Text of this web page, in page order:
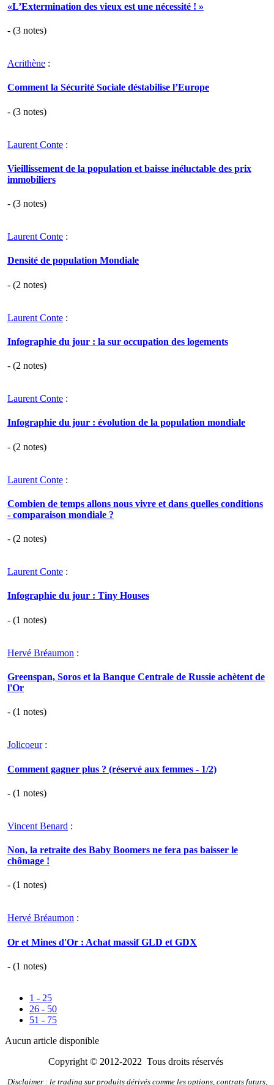
«L’Extermination des vieux est une nécessité ! »
- (3 notes)
Acrithène :
Comment la Sécurité Sociale déstabilise l’Europe
- (3 notes)
Laurent Conte :
Vieillissement de la population et baisse inéluctable des prix
immobiliers
- (3 notes)
Laurent Conte :
Densité de population Mondiale
- (2 notes)
Laurent Conte :
Infographie du jour : la sur occupation des logements
- (2 notes)
Laurent Conte :
Infographie du jour : évolution de la population mondiale
- (2 notes)
Laurent Conte :
Combien de temps allons nous vivre et dans quelles conditions
- comparaison mondiale ?
- (2 notes)
Laurent Conte :
Infographie du jour : Tiny Houses
- (1 notes)
Hervé Bréaumon :
Greenspan, Soros et la Banque Centrale de Russie achètent de
l'Or
- (1 notes)
Jolicoeur:
Comment gagner plus ? (réservé aux femmes - 1/2)
- (1 notes)
Vincent Benard :
Non, la retraite des Baby Boomers ne fera pas baisser le
chômage !
- (1 notes)
Hervé Bréaumon :
Or et Mines d'Or : Achat massif GLD et GDX
- (1 notes)
1 - 25
26 - 50
51 - 75
Aucun article disponible
Copyright © 2012-2022 Tous droits réservés
Disclaimer : le trading sur produits dérivés comme les options, contrats futurs,